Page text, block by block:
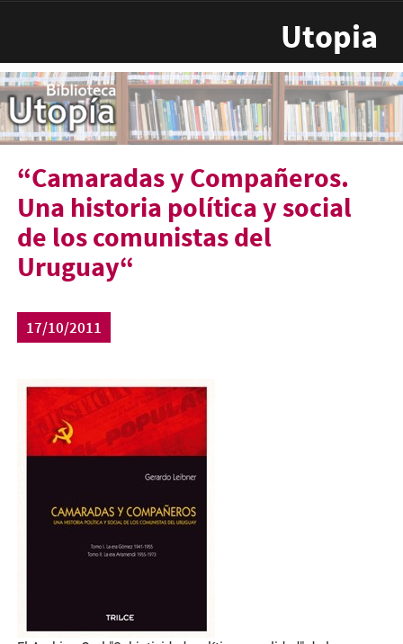
Utopia
“Camaradas y Compañeros.
Una historia política y social
de los comunistas del
Uruguay“
17/10/2011
trilce.jpg